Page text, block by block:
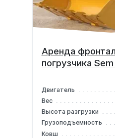
Аренда
погрузчика
Двигатель
Вес
Высота разгрузки
Грузоподъемность
Ковш